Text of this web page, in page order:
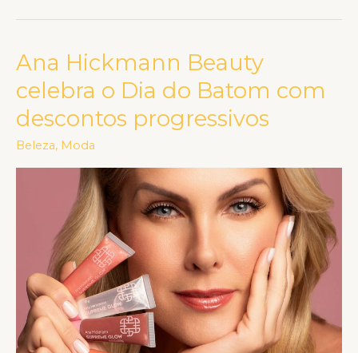
Ana Hickmann Beauty
celebra o Dia do Batom com
descontos progressivos
Beleza, Moda
Ana
Hickmann
Beauty
celebra
o
Dia
descontos
progressivos